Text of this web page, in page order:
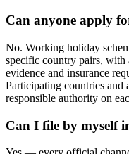
Can anyone apply
No. Working holiday
specific country pairs, with
evidence and insurance
Participating countries and
responsible authority on
Can I file by myself